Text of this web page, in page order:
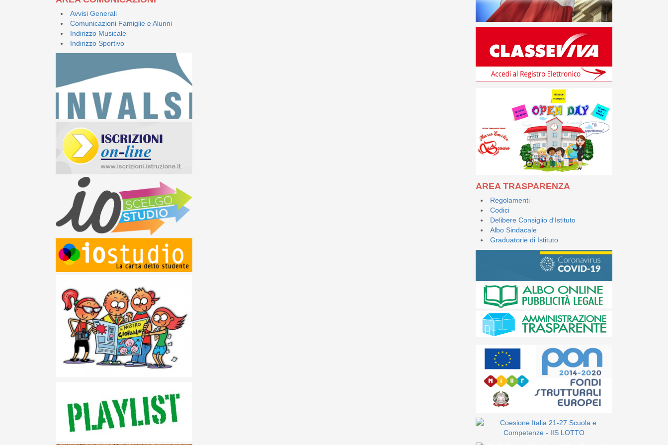
Avvisi Generali
Comunicazioni Famiglie e Alunni
Indirizzo Musicale
Indirizzo Sportivo
AREA TRASPARENZA
Regolamenti
Codici
Delibere Consiglio d'Istituto
Albo Sindacale
Graduatorie di Istituto